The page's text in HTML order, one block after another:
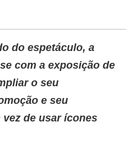
do espetáculo, a
com a exposição de
o seu
e seu
de usar ícones